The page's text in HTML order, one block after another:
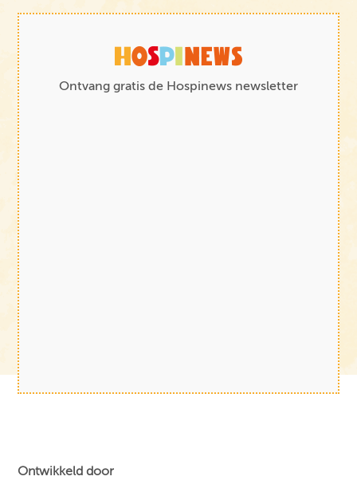
Ontvang gratis de Hospinews newsletter
Ontwikkeld door